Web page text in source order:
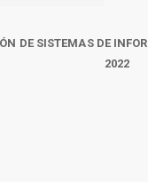
DE SISTEMAS DE
2022